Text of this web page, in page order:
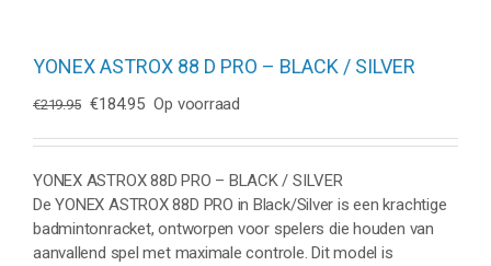
YONEX ASTROX 88 D PRO – BLACK / SILVER
€219.95 Oorspronkelijke
was:
€219.95.
€184.95Huidige
is:
€184.95.
Op voorraad
YONEX ASTROX 88D PRO – BLACK / SILVER
De YONEX ASTROX 88D PRO in Black/Silver is een krachtige
badmintonracket, ontworpen voor spelers die houden van
aanvallend spel met maximale controle. Dit model is